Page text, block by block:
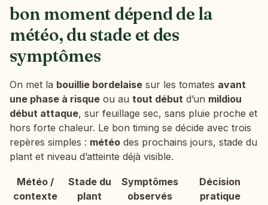
bon moment dépend de la
météo, du stade et des
symptômes
On met la bouillie bordelaise sur les tomates avant
une phase à risque ou au tout début d’un mildiou
début attaque, sur feuillage sec, sans pluie proche et
hors forte chaleur. Le bon timing se décide avec trois
repères simples : météo des prochains jours, stade du
plant et niveau d’atteinte déjà visible.
Météo /
contexte
Stade du
plant
Symptômes
observés
Décision
pratique